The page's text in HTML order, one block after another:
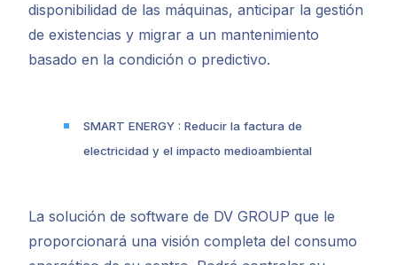
disponibilidad de las máquinas, anticipar la gestión
de existencias y migrar a un mantenimiento
basado en la condición o predictivo.
SMART ENERGY : Reducir la factura de
electricidad y el impacto medioambiental
La solución de software de DV GROUP que le
proporcionará una visión completa del consumo